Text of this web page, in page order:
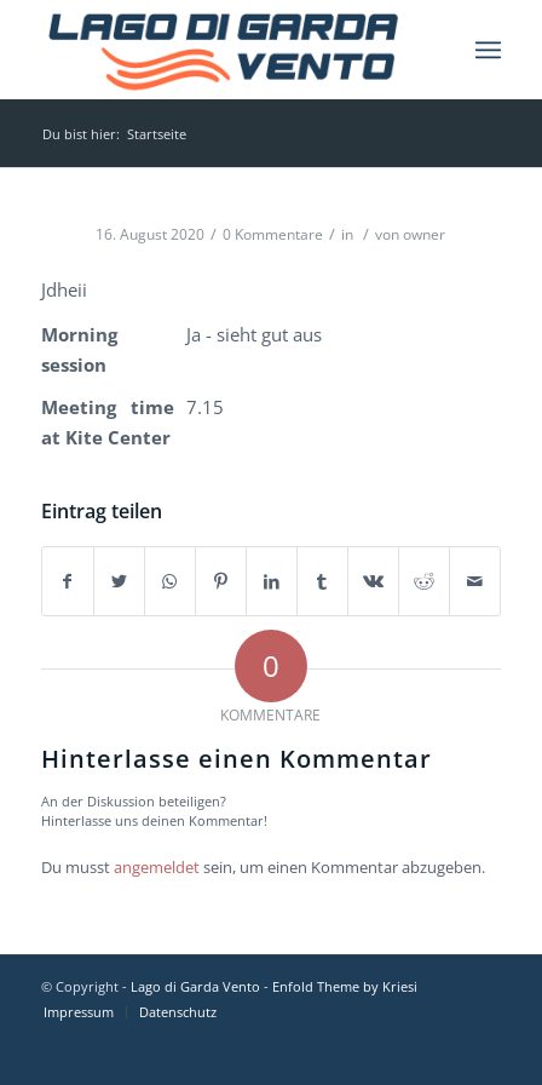
Du bist hier: Startseite
16. August 2020 / 0 Kommentare / in / vonowner
Jdheii
Morning
session
Ja - sieht gut aus
Meeting time
at Kite Center
7.15
Eintrag teilen
0
KOMMENTARE
Hinterlasse einen Kommentar
An der Diskussion beteiligen?
Hinterlasse uns deinen Kommentar!
Du musstangemeldetsein, um einen Kommentar abzugeben.
© Copyright - Lago di Garda Vento - Enfold Theme by Kriesi
Impressum
Datenschutz